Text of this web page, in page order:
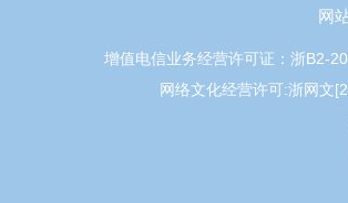
网
增值电信业务经营许可证：浙B2-
网络文化经营许可:浙网文